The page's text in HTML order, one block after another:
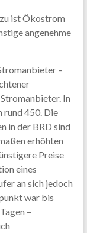
ist Ökostrom
angenehme
–
In
rund 450. Die
in der BRD sind
erhöhten
Preise
eines
an sich jedoch
war bis
–